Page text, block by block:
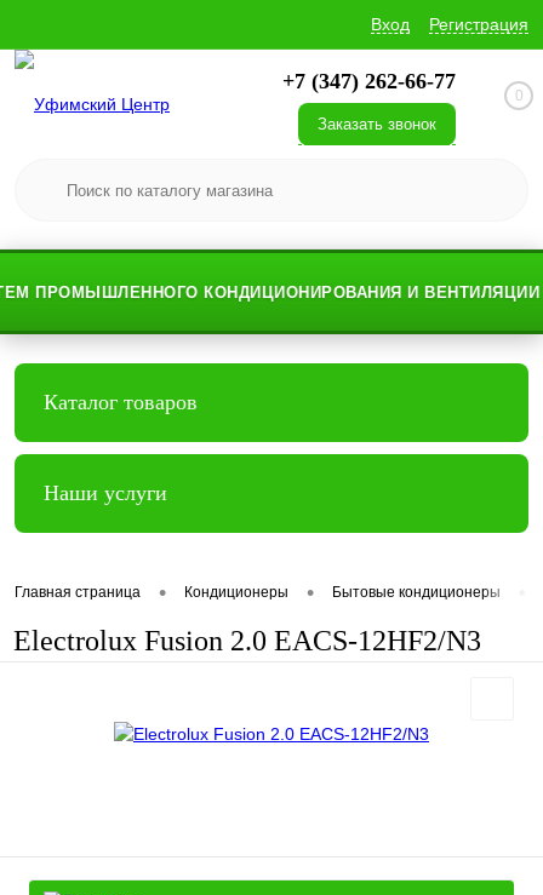
Вход Регистрация
+7 (347) 262-66-77
Заказать звонок
0
КОНДИЦИОНИРОВАНИЯ И ВЕНТИЛЯЦИИ
Каталог товаров
Наши услуги
Главная страница • Кондиционеры • Бытовые кондиционеры
Electrolux Fusion 2.0 EACS-12HF2/N3